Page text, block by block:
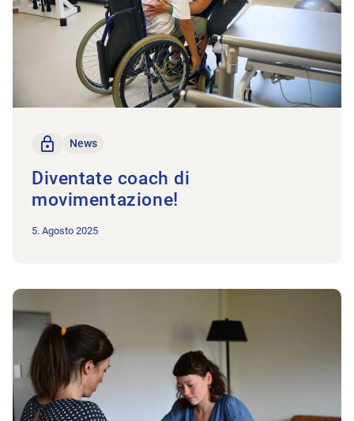
solo per i membri
News
Diventate coach di
movimentazione!
5. Agosto 2025
All'articolo Un punto chiave: il riconoscimento dei diplomi